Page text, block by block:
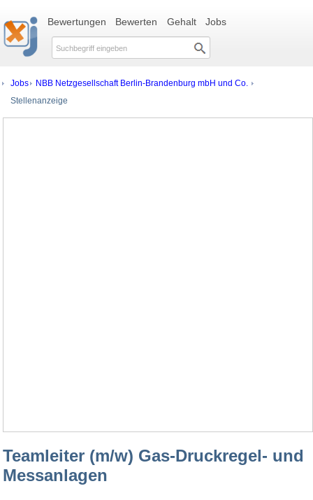
Bewertungen Bewerten Gehalt Jobs
Jobs NBB Netzgesellschaft Berlin-Brandenburg mbH und Co.
Stellenanzeige
Teamleiter (m/w) Gas-Druckregel- und
Messanlagen